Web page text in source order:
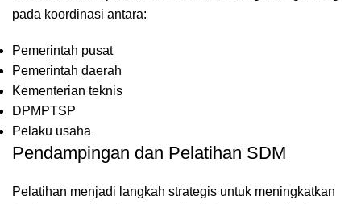
pada koordinasi antara:
Pemerintah pusat
Pemerintah daerah
Kementerian teknis
DPMPTSP
Pelaku usaha
Pendampingan dan Pelatihan SDM
Pelatihan menjadi langkah strategis untuk meningkatkan